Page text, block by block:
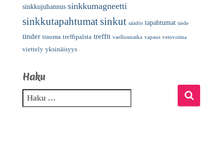
sinkkujuhannus sinkkumagneetti
sinkkutapahtumatsinkut säädöt tapahtumat tiede
tinder trauma treffipalsta treffit vaellusmatka vapaus vetovoima
viettely yksinäisyys
Haku